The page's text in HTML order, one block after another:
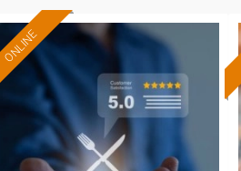
ONLINE
Formación 100%
subvencionada.
Para desempleados,
trabajadores y autónomos.